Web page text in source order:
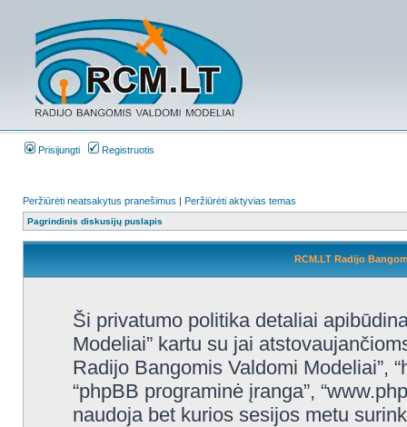
Prisijungti Registruotis
Peržiūrėti neatsakytus pranešimus | Peržiūrėti aktyvias temas
Pagrindinis diskusijų puslapis
RCM.LT Radijo
Ši privatumo politika detaliai
Modeliai” kartu su jai
Radijo Bangomis Valdomi Modeliai”,
“phpBB programinė įranga”,
naudoja bet kurios sesijos metu